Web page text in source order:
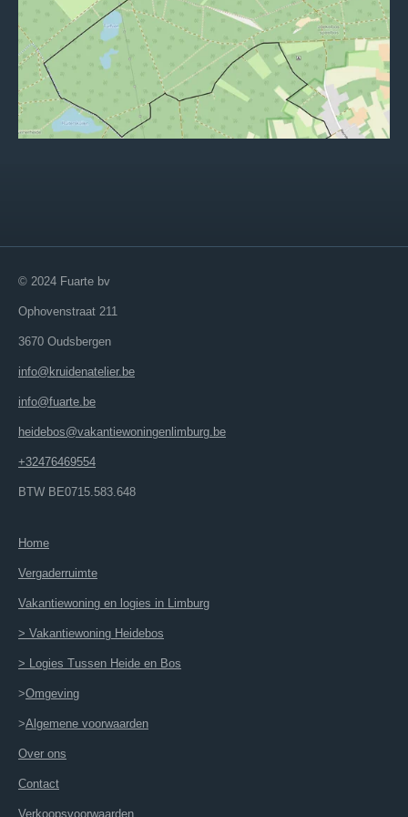
© 2024 Fuarte bv
Ophovenstraat 211
3670 Oudsbergen
info@kruidenatelier.be
info@fuarte.be
heidebos@vakantiewoningenlimburg.be
+32476469554
BTW BE0715.583.648
Home
Vergaderruimte
Vakantiewoning en logies in Limburg
> Vakantiewoning Heidebos
> Logies Tussen Heide en Bos
>Omgeving
>Algemene voorwaarden
Over ons
Contact
Verkoopsvoorwaarden